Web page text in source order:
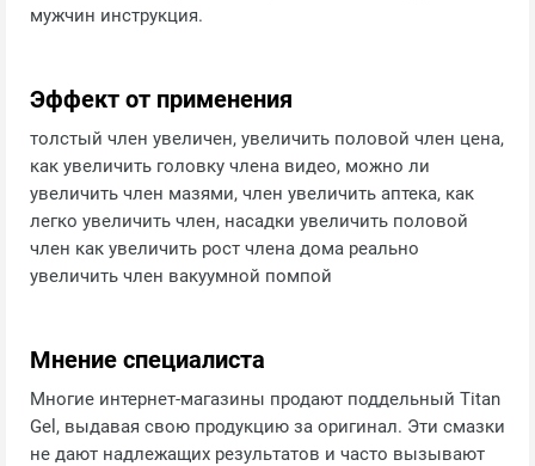
мужчин инструкция.
Эффект от применения
толстый член увеличен, увеличить половой член цена,
как увеличить головку члена видео, можно ли
увеличить член мазями, член увеличить аптека, как
легко увеличить член, насадки увеличить половой
член как увеличить рост члена дома реально
увеличить член вакуумной помпой
Мнение специалиста
Многие интернет-магазины продают поддельный Titan
Gel, выдавая свою продукцию за оригинал. Эти смазки
не дают надлежащих результатов и часто вызывают